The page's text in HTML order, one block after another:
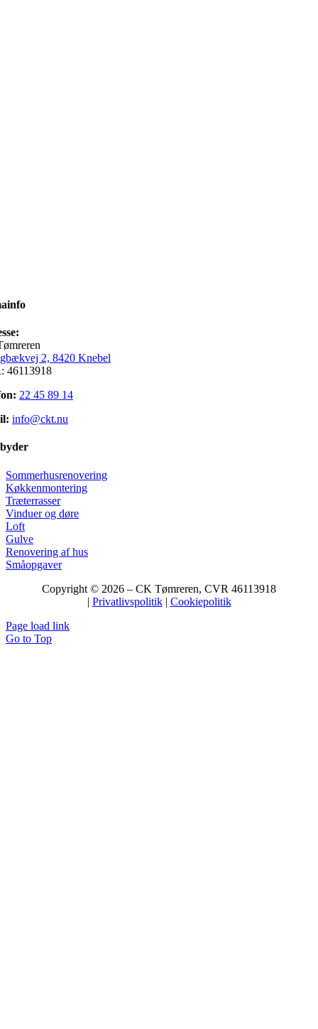
2, 8420 Knebel
46113918
22 45 89 14
info@ckt.nu
Sommerhusrenovering
Køkkenmontering
Træterrasser
Vinduer og døre
Loft
Gulve
Renovering af hus
Småopgaver
Copyright © 2026 – CK Tømreren, CVR 46113918
| Privatlivspolitik| Cookiepolitik
Page load link
Go to Top